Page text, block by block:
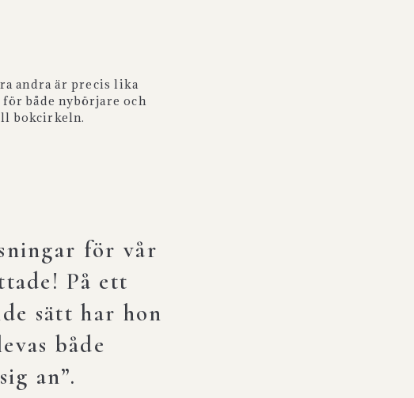
andra är precis lika
både nybörjare och
bokcirkeln.
för vår
På ett
sätt har hon
både
an”.
Hon är varm,
museet.